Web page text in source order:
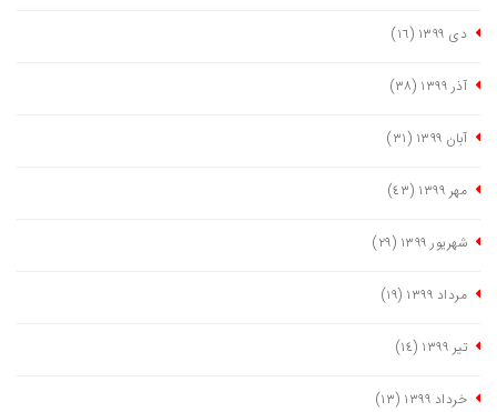
دی ١٣٩٩ (١٦)
آذر ١٣٩٩ (٣٨)
آبان ١٣٩٩ (٣١)
مهر ١٣٩٩ (٤٣)
شهریور ١٣٩٩ (٢٩)
مرداد ١٣٩٩ (١٩)
تیر ١٣٩٩ (١٤)
خرداد ١٣٩٩ (١٣)